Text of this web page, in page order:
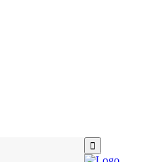
Search
for: